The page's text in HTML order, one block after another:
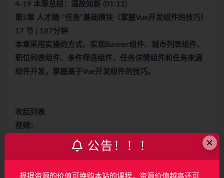
4-19 本章总结：温故知新 (01:12)
第5章 人才端-“任务”基础模块（掌握Vue开发组件的技巧）
17 节 | 187分钟
本章采用实操的方式，实现Banner组件、城市列表组件、
职位列表组件、条件筛选组件、任务详情组件和任务来源
组件开发。掌握基于Vue开发组件的技巧。
收起列表
视频：
5-1 本章概览：带着目标学习 (02:22)
×
公告！！！
根据资源的价值可换购本站的课程，资源价值越高还可